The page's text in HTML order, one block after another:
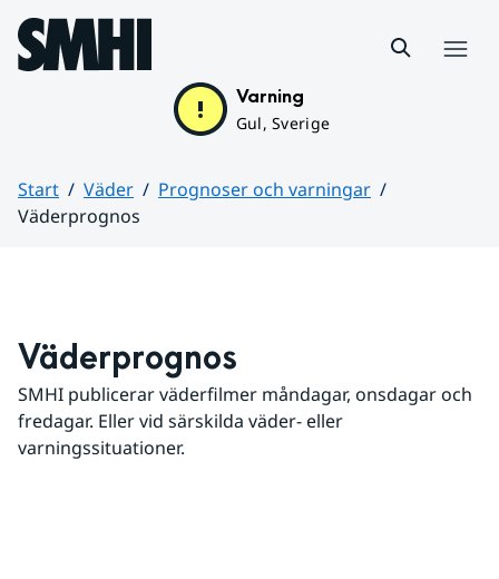
Hoppa till sidans innehåll
Varning
Gul, Sverige
Start Väder
Prognoser och varningar
Väderprognos
Väderprognos
SMHI publicerar väderfilmer måndagar, onsdagar och
fredagar. Eller vid särskilda väder- eller
varningssituationer.